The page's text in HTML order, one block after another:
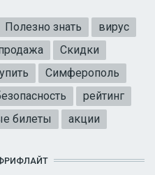
Полезно знать
вирус
Скидки
Симферополь
рейтинг
билеты акции